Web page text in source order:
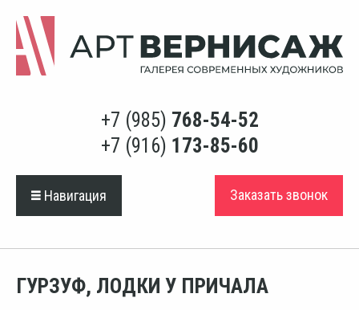
+7 (985) 768-54-52
+7 (916) 173-85-60
Навигация Заказать звонок
ГУРЗУФ, ЛОДКИ У ПРИЧАЛА